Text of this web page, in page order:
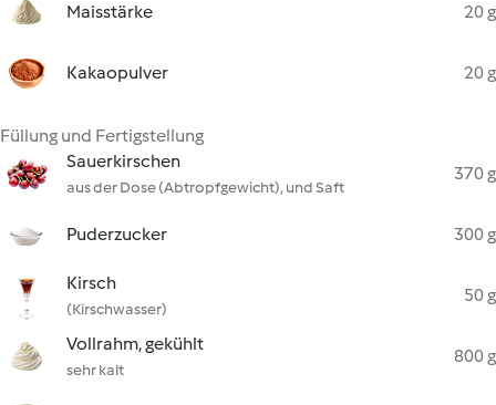
Maisstärke 20 g
Kakaopulver 20 g
Füllung und Fertigstellung
Sauerkirschen
aus der Dose (Abtropfgewicht), und Saft
370 g
Puderzucker 300 g
Kirsch
(Kirschwasser)
50 g
Vollrahm, gekühlt
sehr kalt
800 g